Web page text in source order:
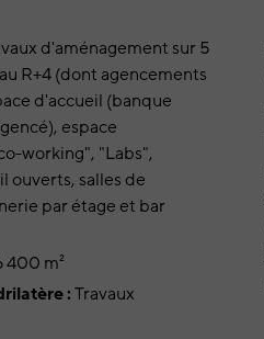
d'aménagement sur 5
R+4 (dont agencements
d'accueil (banque
espace
working", "Labs",
ouverts, salles de
par étage et bar
400 m²
:Travaux